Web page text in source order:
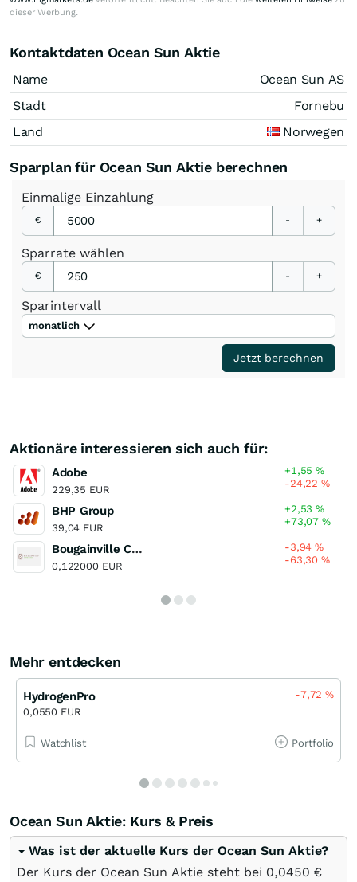
dieser Werbung.
Kontaktdaten Ocean Sun Aktie
Name
Ocean Sun AS
Stadt
Fornebu
Land
Norwegen
Sparplan für Ocean Sun Aktie berechnen
Einmalige Einzahlung
€ - +
Sparrate wählen
€ - +
Sparintervall
monatlich
Jetzt berechnen
Aktionäre interessieren sich auch für:
Adobe
229,35 EUR
+1,55%
-24,22%
BHP Group
39,04 EUR
+2,53%
+73,07%
Bougainville Copper
0,122000 EUR
-3,94%
-63,30%
Mehr entdecken
HydrogenPro
0,0550 EUR
-7,72%
Watchlist Portfolio
Ocean Sun Aktie: Kurs & Preis
Was ist der aktuelle Kurs der Ocean Sun Aktie?
Der Kurs der Ocean Sun Aktie steht bei 0,0450 €